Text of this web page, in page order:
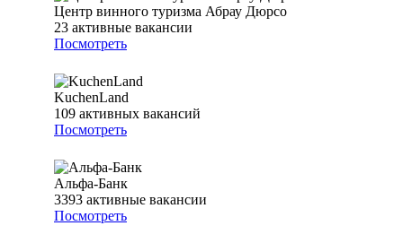
Центр винного туризма Абрау Дюрсо
23 активные вакансии
Посмотреть
KuchenLand
109 активных вакансий
Посмотреть
Альфа-Банк
3393 активные вакансии
Посмотреть